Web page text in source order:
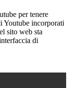
per tenere
Youtube incorporati
sito web sta
di